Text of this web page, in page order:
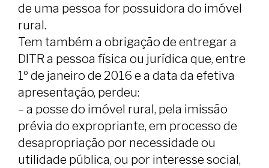
de uma pessoa for possuidora do imóvel
rural.
Tem também a obrigação de entregar a
DITR a pessoa física ou jurídica que, entre
1º de janeiro de 2016 e a data da efetiva
apresentação, perdeu:
– a posse do imóvel rural, pela imissão
prévia do expropriante, em processo de
desapropriação por necessidade ou
utilidade pública, ou por interesse social,